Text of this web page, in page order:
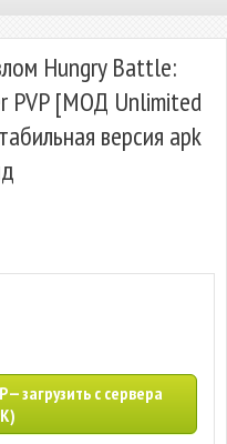
Hungry Battle:
PVP [МОД Unlimited
версия apk
загрузить с сервера